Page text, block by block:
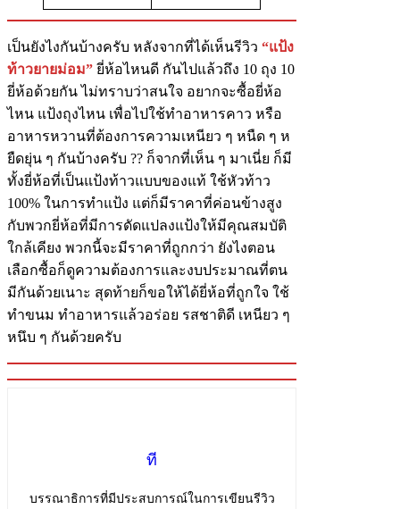
เป็นยังไงกันบ้างครับ หลังจากที่ได้เห็นรีวิว “แป้ง
ท้าวยายม่อม” ยี่ห้อไหนดี กันไปแล้วถึง 10 ถุง 10
ยี่ห้อด้วยกัน ไม่ทราบว่าสนใจ อยากจะซื้อยี่ห้อ
ไหน แป้งถุงไหน เพื่อไปใช้ทำอาหารคาว หรือ
อาหารหวานที่ต้องการความเหนียว ๆ หนืด ๆ ห
ยืดยุ่น ๆ กันบ้างครับ ?? ก็จากที่เห็น ๆ มาเนี่ย ก็มี
ทั้งยี่ห้อที่เป็นแป้งท้าวแบบของแท้ ใช้หัวท้าว
100% ในการทำแป้ง แต่ก็มีราคาที่ค่อนข้างสูง
กับพวกยี่ห้อที่มีการดัดแปลงแป้งให้มีคุณสมบัติ
ใกล้เคียง พวกนี้จะมีราคาที่ถูกกว่า ยังไงตอน
เลือกซื้อก็ดูความต้องการและงบประมาณที่ตน
มีกันด้วยเนาะ สุดท้ายก็ขอให้ได้ยี่ห้อที่ถูกใจ ใช้
ทำขนม ทำอาหารแล้วอร่อย รสชาติดี เหนียว ๆ
หนึบ ๆ กันด้วยครับ
ที
บรรณาธิการที่มีประสบการณ์ในการเขียนรีวิว